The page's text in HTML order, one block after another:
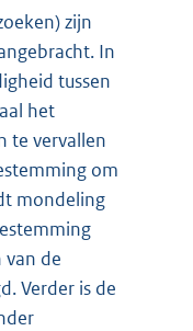
zijn
In
tussen
het
te vervallen
om
mondeling
de
Verder is de